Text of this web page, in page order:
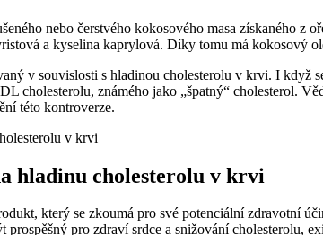
nebo čerstvého kokosového masa získaného
a kyselina kaprylová. Díky tomu má kokosový
v souvislosti s hladinou cholesterolu v krvi. I když
cholesterolu, známého jako „špatný“ cholesterol.
této kontroverze.
hladinu cholesterolu v krvi
který se zkoumá pro své potenciální zdravotní
pro zdraví srdce a snižování cholesterolu,